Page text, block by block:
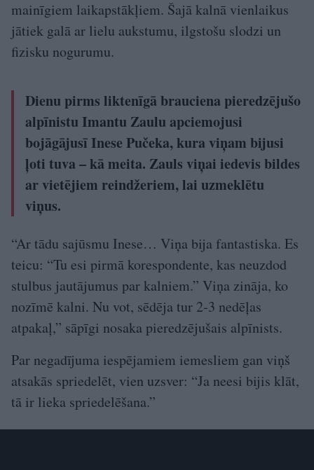
mainīgiem laikapstākļiem. Šajā kalnā vienlaikus
jātiek galā ar lielu aukstumu, ilgstošu slodzi un
fizisku nogurumu.
Dienu pirms liktenīgā brauciena pieredzējušo
alpīnistu Imantu Zaulu apciemojusi
bojāgājusī Inese Pučeka, kura viņam bijusi
ļoti tuva – kā meita. Zauls viņai iedevis bildes
ar vietējiem reindžeriem, lai uzmeklētu
viņus.
“Ar tādu sajūsmu Inese… Viņa bija fantastiska. Es
teicu: “Tu esi pirmā korespondente, kas neuzdod
stulbus jautājumus par kalniem.” Viņa zināja, ko
nozīmē kalni. Nu vot, sēdēja tur 2-3 nedēļas
atpakaļ,” sāpīgi nosaka pieredzējušais alpīnists.
Par negadījuma iespējamiem iemesliem gan viņš
atsakās spriedelēt, vien uzsver: “Ja neesi bijis klāt,
tā ir lieka spriedelēšana.”